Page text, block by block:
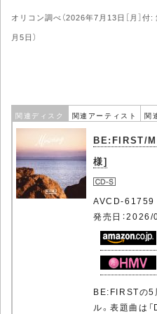
オリコン調べ（2026年7月13日［月］
月5日）
関連ディスク 関連アーティスト 関
BE:FIRST/
様]
AVCD-61759
発売日：
BE:FIRSTの5
ル。表題曲は